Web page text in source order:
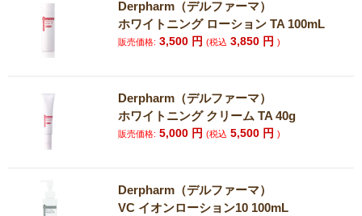
Derpharm（デルファーマ）
ホワイトニング ローション TA 100mL
販売価格: 3,500 円(税込 3,850 円)
Derpharm（デルファーマ）
ホワイトニング クリーム TA 40g
販売価格: 5,000 円(税込 5,500 円)
Derpharm（デルファーマ）
VC イオンローション10 100mL